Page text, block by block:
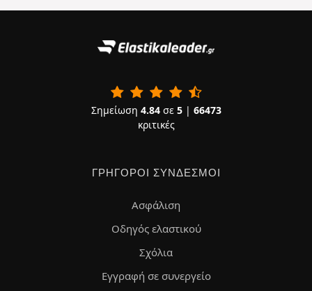
Σημείωση 4.84σε 5| 66473
κριτικές
ΓΡΉΓΟΡΟΙ ΣΎΝΔΕΣΜΟΙ
Ασφάλιση
Οδηγός ελαστικού
Σχόλια
Εγγραφή σε συνεργείο